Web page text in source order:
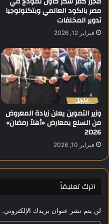
ل
ش
م
ل
ي
ل
ف
ي
و
ا
ج
ه
م
ص
ر
و
ب
ر
ا
ف
مصر بالكود العالمي وبتكنولوجيا
تدوير المخلفات
فبراير 12, 2026
وزير التموين يعلن زيادة المعروض
من السلع بمعارض «أهلاً رمضان»
2026
فبراير 10, 2026
اترك تعليقاً
لن يتم نشر عنوان بريدك الإلكتروني.